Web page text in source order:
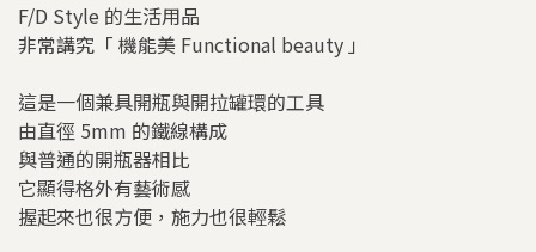
F/D Style 的生活用品
非常講究「 機能美 Functional beauty 」
這是一個兼具開瓶與開拉罐環的工具
由直徑 5mm 的鐵線構成
與普通的開瓶器相比
它顯得格外有藝術感
握起來也很方便，施力也很輕鬆